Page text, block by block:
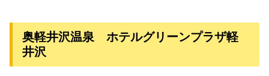
奥軽井沢温泉 ホテルグリーンプラザ軽
井沢